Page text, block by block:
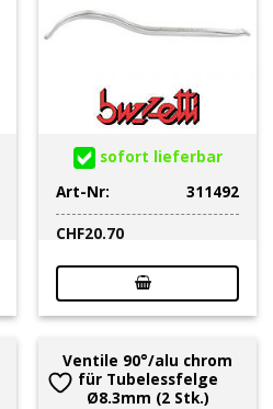
sofort lieferbar
Art-Nr:
311492
CHF20.70
Ventile 90°/alu chrom
für Tubelessfelge
Ø8.3mm (2 Stk.)